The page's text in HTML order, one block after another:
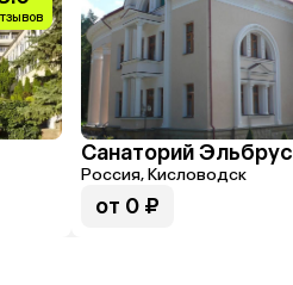
Санаторий Эльбрус
Россия, Кисловодск
от 0 ₽